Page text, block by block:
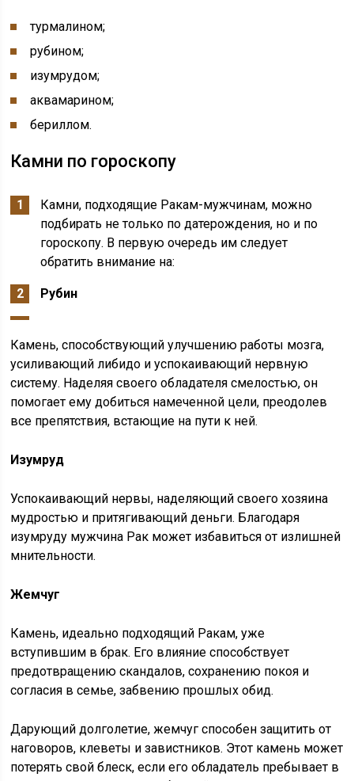
турмалином;
рубином;
изумрудом;
аквамарином;
бериллом.
Камни по гороскопу
Камни, подходящие Ракам-мужчинам, можно
подбирать не только по датерождения, но и по
гороскопу. В первую очередь им следует
обратить внимание на:
Рубин
Камень, способствующий улучшению работы мозга,
усиливающий либидо и успокаивающий нервную
систему. Наделяя своего обладателя смелостью, он
помогает ему добиться намеченной цели, преодолев
все препятствия, встающие на пути к ней.
Изумруд
Успокаивающий нервы, наделяющий своего хозяина
мудростью и притягивающий деньги. Благодаря
изумруду мужчина Рак может избавиться от излишней
мнительности.
Жемчуг
Камень, идеально подходящий Ракам, уже
вступившим в брак. Его влияние способствует
предотвращению скандалов, сохранению покоя и
согласия в семье, забвению прошлых обид.
Дарующий долголетие, жемчуг способен защитить от
наговоров, клеветы и завистников. Этот камень может
потерять свой блеск, если его обладатель пребывает в